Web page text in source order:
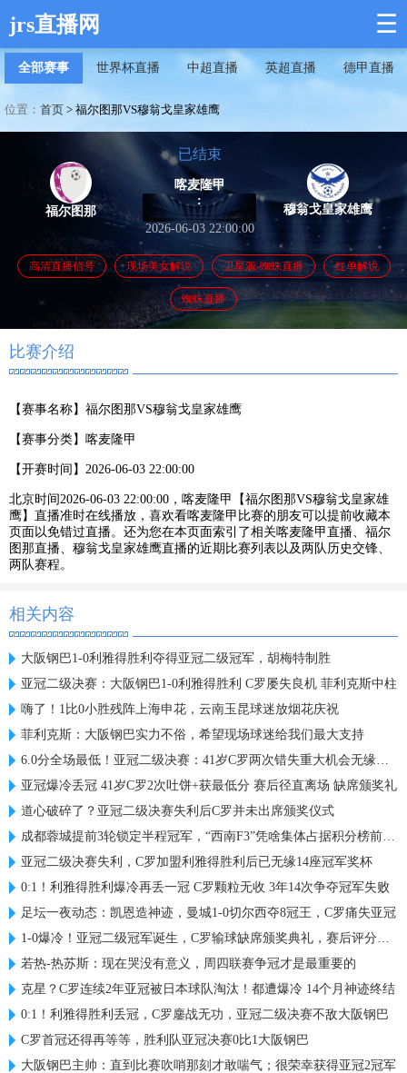
jrs直播网 ☰
全部赛事 世界杯直播 中超直播 英超直播 德甲直播
位置： 首页 > 福尔图那VS穆翁戈皇家雄鹰
福尔图那
已结束
喀麦隆甲
:
2026-06-03 22:00:00
穆翁戈皇家雄鹰
高清直播信号 现场美女解说 卫星源-蜘蛛直播 红单解说
蜘蛛直播
比赛介绍
【赛事名称】 福尔图那VS穆翁戈皇家雄鹰
【赛事分类】 喀麦隆甲
【开赛时间】 2026-06-03 22:00:00
北京时间2026-06-03 22:00:00，喀麦隆甲【福尔图那VS穆翁戈皇家雄
鹰】直播准时在线播放，喜欢看喀麦隆甲比赛的朋友可以提前收藏本
页面以免错过直播。还为您在本页面索引了相关喀麦隆甲直播、福尔
图那直播、穆翁戈皇家雄鹰直播的近期比赛列表以及两队历史交锋、
两队赛程。
相关内容
大阪钢巴1-0利雅得胜利夺得亚冠二级冠军，胡梅特制胜
亚冠二级决赛：大阪钢巴1-0利雅得胜利 C罗屡失良机 菲利克斯中柱
嗨了！1比0小胜残阵上海申花，云南玉昆球迷放烟花庆祝
菲利克斯：大阪钢巴实力不俗，希望现场球迷给我们最大支持
6.0分全场最低！亚冠二级决赛：41岁C罗两次错失重大机会无缘首冠
亚冠爆冷丢冠 41岁C罗2次吐饼+获最低分 赛后径直离场 缺席颁奖礼
道心破碎了？亚冠二级决赛失利后C罗并未出席颁奖仪式
成都蓉城提前3轮锁定半程冠军，“西南F3”凭啥集体占据积分榜前三？
亚冠二级决赛失利，C罗加盟利雅得胜利后已无缘14座冠军奖杯
0:1！利雅得胜利爆冷再丢一冠 C罗颗粒无收 3年14次争夺冠军失败
足坛一夜动态：凯恩造神迹，曼城1-0切尔西夺8冠王，C罗痛失亚冠
1-0爆冷！亚冠二级冠军诞生，C罗输球缺席颁奖典礼，赛后评分出炉
若热-热苏斯：现在哭没有意义，周四联赛争冠才是最重要的
克星？C罗连续2年亚冠被日本球队淘汰！都遭爆冷 14个月神迹终结
0:1！利雅得胜利丢冠，C罗鏖战无功，亚冠二级决赛不敌大阪钢巴
C罗首冠还得再等等，胜利队亚冠决赛0比1大阪钢巴
大阪钢巴主帅：直到比赛吹哨那刻才敢喘气；很荣幸获得亚冠2冠军